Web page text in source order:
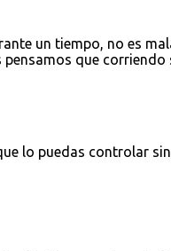
un tiempo, no es
que corriendo
lo puedas controlar